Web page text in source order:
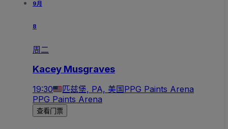
9月
8
周二
Kacey Musgraves
19:30 匹兹堡, PA, 美国PPG Paints Arena
PPG Paints Arena
查看门票